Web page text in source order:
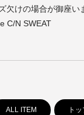
欠けの場合が御座い
C/N SWEAT
ALL ITEM ト